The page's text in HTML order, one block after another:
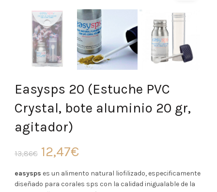
Easysps 20 (Estuche PVC
Crystal, bote aluminio 20 gr,
agitador)
13,86€ El
precio
12,47€
precio
easysps es un alimento natural liofilizado, especificamente
diseñado para corales sps con la calidad inigualable de la